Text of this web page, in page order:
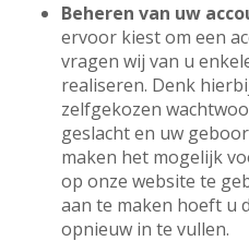
Beheren van uw
ervoor kiest om een
vragen wij van u
realiseren. Denk
zelfgekozen
geslacht en uw
maken het mogelijk
op onze website te
aan te maken hoeft u
opnieuw in te vullen.